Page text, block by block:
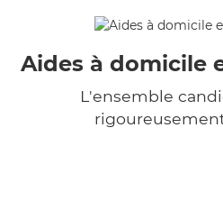
Aides à domicile
L'ensemble